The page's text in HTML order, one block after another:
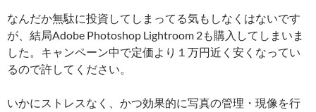
なんだか無駄に投資してしまってる気もしなくはないです
が、結局Adobe Photoshop Lightroom 2も購入してしまいま
した。キャンペーン中で定価より１万円近く安くなってい
るので許してください。
いかにストレスなく、かつ効果的に写真の管理・現像を行